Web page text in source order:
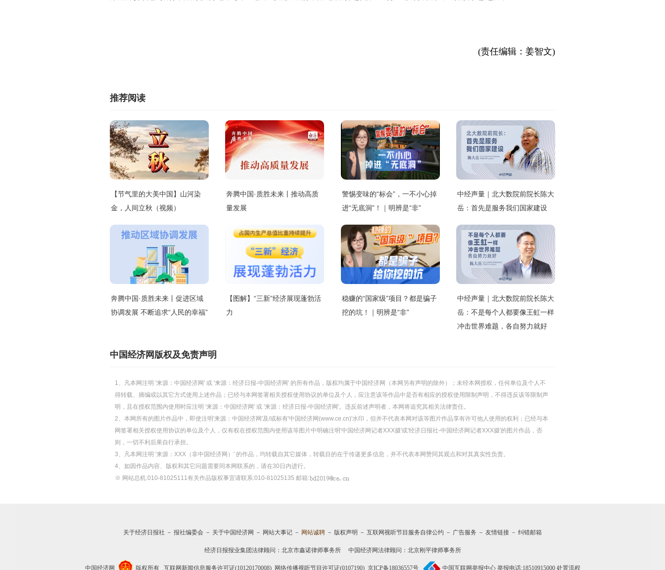
(责任编辑：姜智文)
推荐阅读
【节气里的大美中国】山河染
金，人间立秋（视频）
奔腾中国·质胜未来丨推动高质
量发展
警惕变味的“标会”，一不小心掉
进“无底洞”！｜明辨是“非”
中经声量｜北大数院前院长陈大
岳：首先是服务我们国家建设
奔腾中国·质胜未来丨促进区域
协调发展 不断追求“人民的幸福”
【图解】“三新”经济展现蓬勃活
力
稳赚的“国家级”项目？都是骗子
挖的坑！｜明辨是“非”
中经声量｜北大数院前院长陈大
岳：不是每个人都要像王虹一样
冲击世界难题，各自努力就好
中国经济网版权及免责声明
1、凡本网注明 '来源：中国经济网' 或 '来源：经济日报-中国经济网' 的所有作品，版权均属于中国经济网（本网另有声明的除外）；未经本网授权，任何单位及个人不
得转载、摘编或以其它方式使用上述作品；已经与本网签署相关授权使用协议的单位及个人，应注意该等作品中是否有相应的授权使用限制声明，不得违反该等限制声
明，且在授权范围内使用时应注明 '来源：中国经济网' 或 '来源：经济日报-中国经济网'。违反前述声明者，本网将追究其相关法律责任。
2、本网所有的图片作品中，即使注明'来源：中国经济网'及/或标有'中国经济网(www.ce.cn)'水印，但并不代表本网对该等图片作品享有许可他人使用的权利；已经与本
网签署相关授权使用协议的单位及个人，仅有权在授权范围内使用该等图片中明确注明'中国经济网记者XXX摄'或'经济日报社-中国经济网记者XXX摄'的图片作品，否
则，一切不利后果自行承担。
3、凡本网注明 '来源：XXX（非中国经济网）' 的作品，均转载自其它媒体，转载目的在于传递更多信息，并不代表本网赞同其观点和对其真实性负责。
4、如因作品内容、版权和其它问题需要同本网联系的，请在30日内进行。
※ 网站总机:010-81025111有关作品版权事宜请联系:010-81025135 邮箱:
关于经济日报社 － 报社编委会 － 关于中国经济网 － 网站大事记 － 网站诚聘 － 版权声明 － 互联网视听节目服务自律公约 － 广告服务 － 友情链接 － 纠错邮箱
经济日报报业集团法律顾问： 北京市鑫诺律师事务所中国经济网法律顾问：北京刚平律师事务所
中国经济网 版权所有 互联网新闻信息服务许可证(10120170008) 网络传播视听节目许可证(0107190) 京ICP备18036557号 中国互联网举报中心举报电话:18510915000 处置流程